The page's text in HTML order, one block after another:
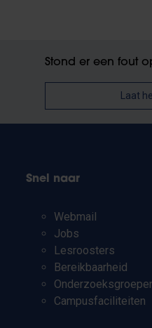
Stond er een fout
Laat
Snel naar
Webmail
Jobs
Lesroosters
Bereikbaarheid
Campusfaciliteiten